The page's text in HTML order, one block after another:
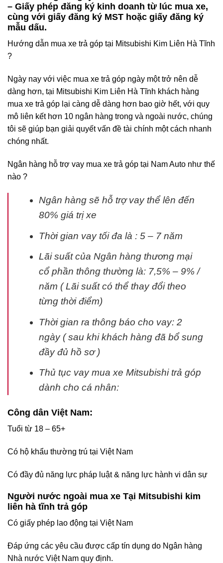
– Giấy phép đăng ký kinh doanh từ lúc mua xe,
cùng với giấy đăng ký MST hoặc giấy đăng ký
mẫu dấu.
Hướng dẫn mua xe trả góp tại Mitsubishi Kim Liên Hà Tĩnh
?
Ngày nay với việc mua xe trả góp ngày một trở nên dễ
dàng hơn, tại Mitsubishi Kim Liên Hà Tĩnh khách hàng
mua xe trả góp lại càng dễ dàng hơn bao giờ hết, với quy
mô liên kết hơn 10 ngân hàng trong và ngoài nước, chúng
tôi sẽ giúp bạn giải quyết vấn đề tài chính một cách nhanh
chóng nhất.
Ngân hàng hỗ trợ vay mua xe trả góp tại Nam Auto như thế
nào ?
Ngân hàng sẽ hỗ trợ vay thể lên đến
80% giá trị xe
Thời gian vay tối đa là : 5 – 7 năm
Lãi suất của Ngân hàng thương mại
cổ phần thông thường là: 7,5% – 9% /
năm ( Lãi suất có thể thay đổi theo
từng thời điểm)
Thời gian ra thông báo cho vay: 2
ngày ( sau khi khách hàng đã bổ sung
đầy đủ hồ sơ )
Thủ tục vay mua xe Mitsubishi trả góp
dành cho cá nhân:
Công dân Việt Nam:
Tuổi từ 18 – 65+
Có hộ khẩu thường trú tại Việt Nam
Có đầy đủ năng lực pháp luật & năng lực hành vi dân sự
Người nước ngoài mua xe Tại Mitsubishi kim
liên hà tĩnh trả góp
Có giấy phép lao động tại Việt Nam
Đáp ứng các yêu cầu được cấp tín dụng do Ngân hàng
Nhà nước Việt Nam quy định.